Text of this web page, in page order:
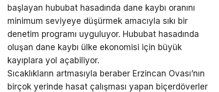
başlayan hububat hasadında dane kaybı oranını
minimum seviyeye düşürmek amacıyla sıkı bir
denetim programı uyguluyor. Hububat hasadında
oluşan dane kaybı ülke ekonomisi için büyük
kayıplara yol açabiliyor.
Sıcaklıkların artmasıyla beraber Erzincan Ovası’nın
birçok yerinde hasat çalışması yapan biçerdöverler